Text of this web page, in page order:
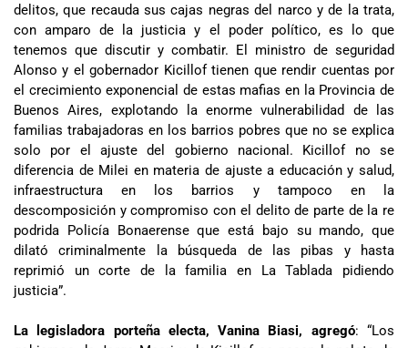
delitos, que recauda sus cajas negras del narco y de la trata,
con amparo de la justicia y el poder político, es lo que
tenemos que discutir y combatir. El ministro de seguridad
Alonso y el gobernador Kicillof tienen que rendir cuentas por
el crecimiento exponencial de estas mafias en la Provincia de
Buenos Aires, explotando la enorme vulnerabilidad de las
familias trabajadoras en los barrios pobres que no se explica
solo por el ajuste del gobierno nacional. Kicillof no se
diferencia de Milei en materia de ajuste a educación y salud,
infraestructura en los barrios y tampoco en la
descomposición y compromiso con el delito de parte de la re
podrida Policía Bonaerense que está bajo su mando, que
dilató criminalmente la búsqueda de las pibas y hasta
reprimió un corte de la familia en La Tablada pidiendo
justicia”.
La legisladora porteña electa, Vanina Biasi, agregó: “Los